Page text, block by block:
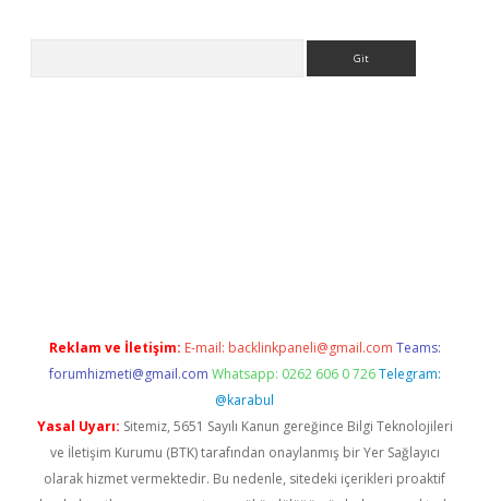
Reklam ve İletişim: E-mail: backlinkpaneli@gmail.com Teams:
forumhizmeti@gmail.com Whatsapp: 0262 606 0 726 Telegram:
@karabul
Yasal Uyarı: Sitemiz, 5651 Sayılı Kanun gereğince Bilgi Teknolojileri
ve İletişim Kurumu (BTK) tarafından onaylanmış bir Yer Sağlayıcı
olarak hizmet vermektedir. Bu nedenle, sitedeki içerikleri proaktif